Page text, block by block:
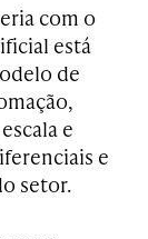
com o
está
de
e
e
setor.